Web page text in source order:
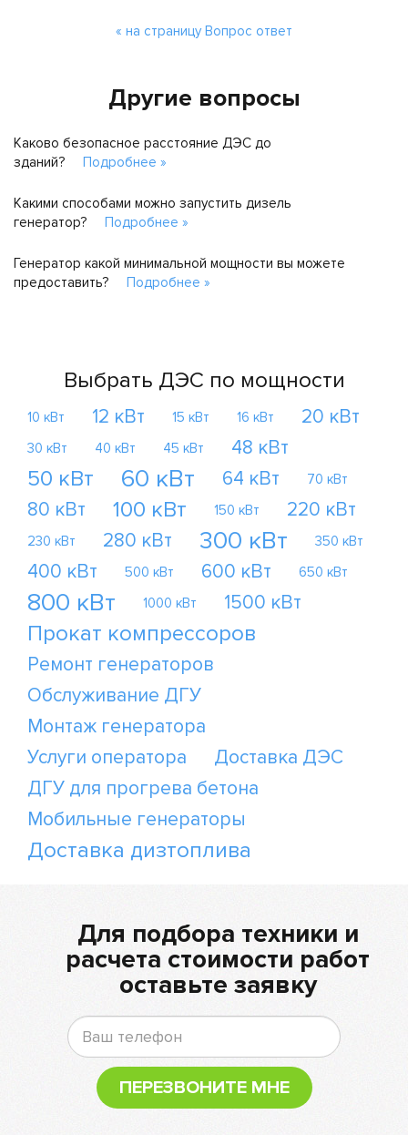
« на страницу Вопрос ответ
Другие вопросы
Каково безопасное расстояние ДЭС до
зданий?
Подробнее »
Какими способами можно запустить дизель
генератор?
Подробнее »
Генератор какой минимальной мощности вы можете
предоставить?
Подробнее »
Выбрать ДЭС по мощности
10 кВт 12 кВт 15 кВт 16 кВт 20 кВт
30 кВт 40 кВт 45 кВт 48 кВт
50 кВт 60 кВт 64 кВт 70 кВт
80 кВт 100 кВт 150 кВт 220 кВт
230 кВт 280 кВт 300 кВт 350 кВт
400 кВт 500 кВт 600 кВт 650 кВт
800 кВт 1000 кВт 1500 кВт
Прокат компрессоров
Ремонт генераторов
Обслуживание ДГУ
Монтаж генератора
Услуги оператора
Доставка ДЭС
ДГУ для прогрева бетона
Мобильные генераторы
Доставка дизтоплива
Для подбора техники и
расчета стоимости работ
оставьте заявку
ПЕРЕЗВОНИТЕ МНЕ